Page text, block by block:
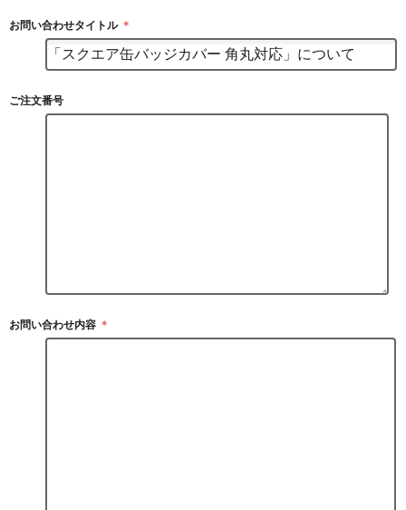
お問い合わせタイトル ＊
ご注文番号
お問い合わせ内容 ＊